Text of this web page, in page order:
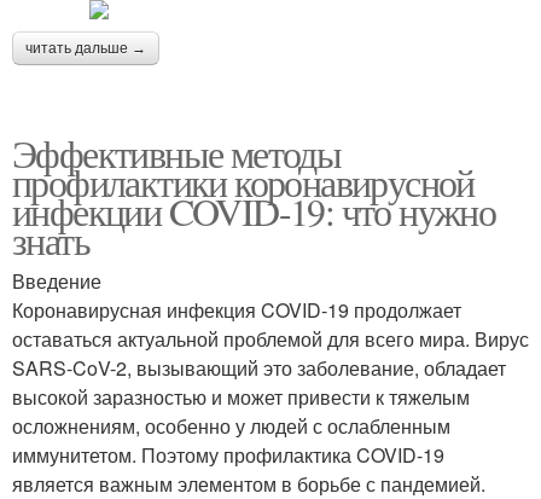
читать дальше →
Эффективные методы
профилактики коронавирусной
инфекции COVID-19: что нужно
знать
Введение
Коронавирусная инфекция COVID-19 продолжает
оставаться актуальной проблемой для всего мира. Вирус
SARS-CoV-2, вызывающий это заболевание, обладает
высокой заразностью и может привести к тяжелым
осложнениям, особенно у людей с ослабленным
иммунитетом. Поэтому профилактика COVID-19
является важным элементом в борьбе с пандемией.